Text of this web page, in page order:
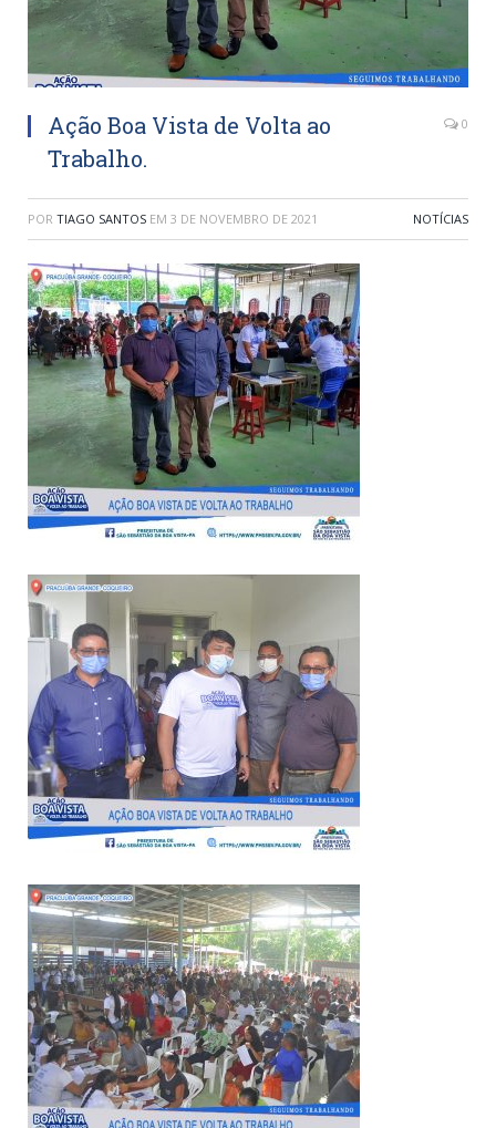
Ação Boa Vista de Volta ao
Trabalho.
0
POR TIAGO SANTOS EM 3 DE NOVEMBRO DE 2021 NOTÍCIAS